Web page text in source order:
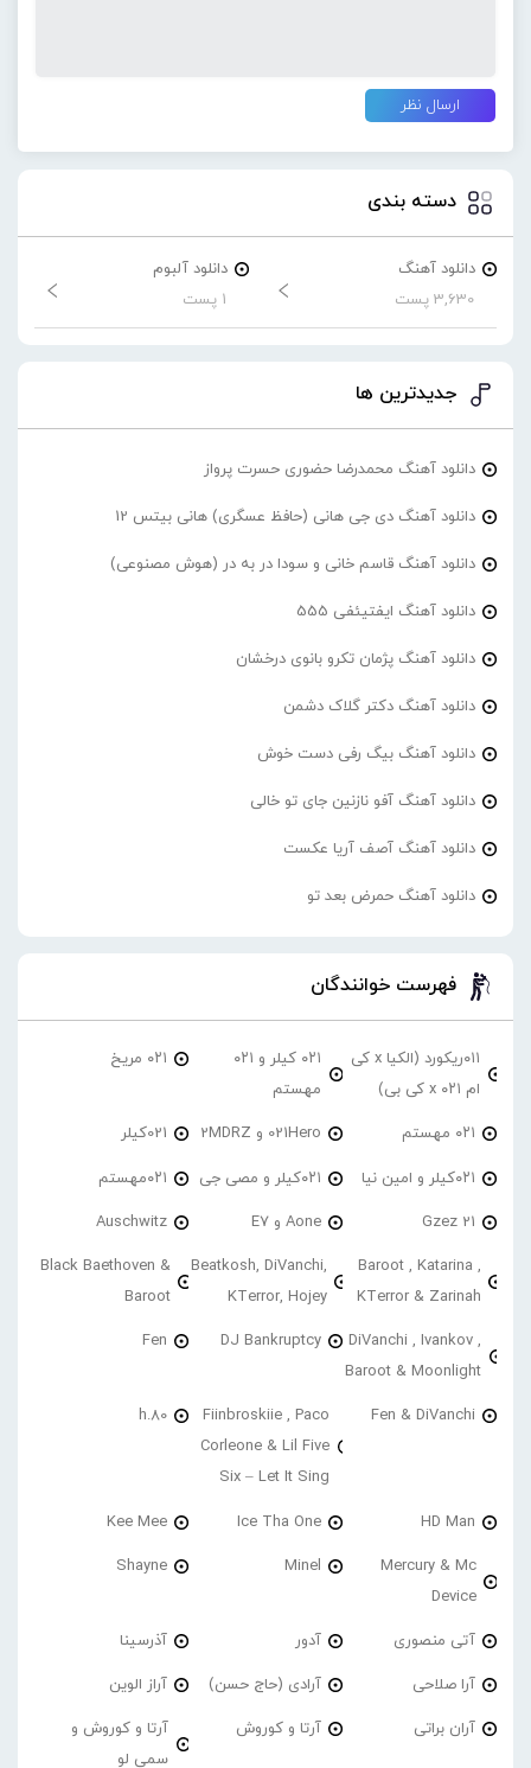
دسته بندی
دانلود آهنگ
3,630 پست
دانلود آلبوم
1 پست
جدیدترین ها
دانلود آهنگ محمدرضا حضورى حسرت پرواز
دانلود آهنگ دی جی هانی (حافظ عسگری) هانی بیتس 12
دانلود آهنگ قاسم خانی و سودا در به در (هوش مصنوعی)
دانلود آهنگ ایفتیئفی 555
دانلود آهنگ پژمان تکرو بانوی درخشان
دانلود آهنگ دکتر گلاک دشمن
دانلود آهنگ بیگ رفی دست خوش
دانلود آهنگ آفو نازنین جای تو خالی
دانلود آهنگ آصف آریا عکست
دانلود آهنگ حمرض بعد تو
فهرست خوانندگان
۰۱۱ریکورد (الکیا x کی
ام ۰۲۱ x کی بی)
۰۲۱ کیلر و ۰۲۱
مهستم
۰۲۱ مریخ
۰۲۱ مهستم 021Hero و 2MDRZ 021کیلر
۰۲۱کیلر و امین نیا ۰۲۱کیلر و مصی جی ۰۲۱مهستم
21 Gzez Aone و E7 Auschwitz
Baroot , Katarina ,
KTerror & Zarinah
Beatkosh, DiVanchi,
KTerror, Hojey
Black Baethoven &
Baroot
DiVanchi , Ivankov ,
Baroot & Moonlight
DJ Bankruptcy
Fen
Fen & DiVanchi
Fiinbroskiie , Paco
Corleone & Lil Five
Six – Let It Sing
h.80
HD Man
Ice Tha One
Kee Mee
Mercury & Mc
Device
Minel
Shayne
آتی منصوری آدور آذرسینا
آرا صلاحی آرادی (حاج حسن) آراز الوین
آران براتی آرتا و کوروش
آرتا و کوروش و
سمی لو